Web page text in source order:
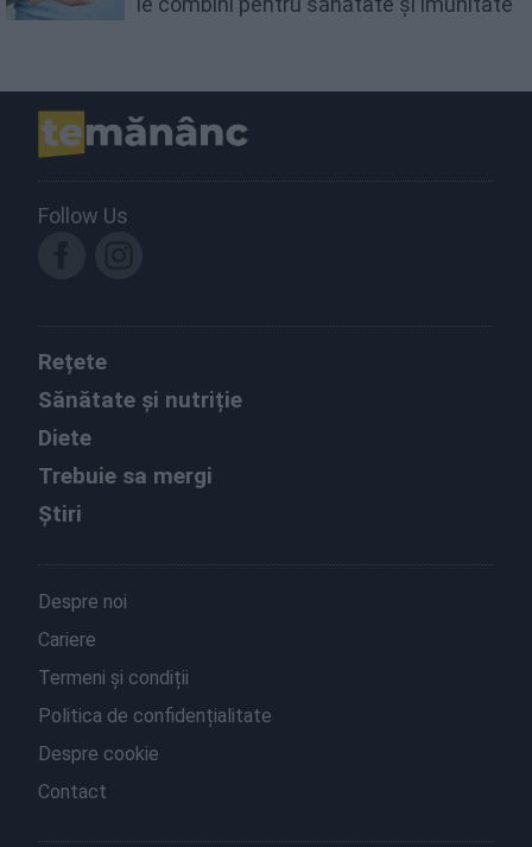
Follow Us
Rețete
Sănătate și nutriție
Diete
Trebuie sa mergi
Știri
Despre noi
Cariere
Termeni și condiții
Politica de confidențialitate
Despre cookie
Contact